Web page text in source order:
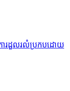
ារដួលរលំប្រកបដោយ